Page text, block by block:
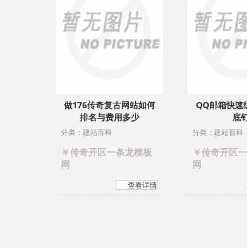
做176传奇复古网站如何
排名与费用多少
分类：建站百科
￥传奇开区一条龙模板
网
查看详情
QQ邮箱快速
底
分类：建站百科
￥传奇开区
网